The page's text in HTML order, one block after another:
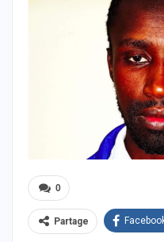
0
Partage